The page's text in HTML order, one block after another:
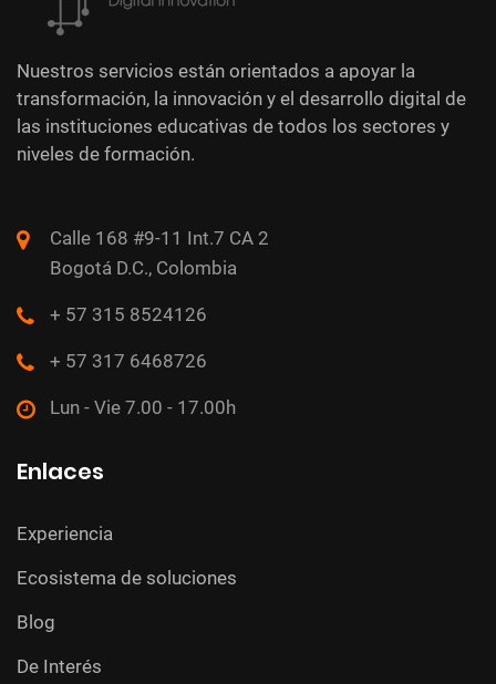
Nuestros servicios están orientados a apoyar la
transformación, la innovación y el desarrollo digital de
las instituciones educativas de todos los sectores y
niveles de formación.
Calle 168 #9-11 Int.7 CA 2
Bogotá D.C., Colombia
+ 57 315 8524126
+ 57 317 6468726
Lun - Vie 7.00 - 17.00h
Enlaces
Experiencia
Ecosistema de soluciones
Blog
De Interés